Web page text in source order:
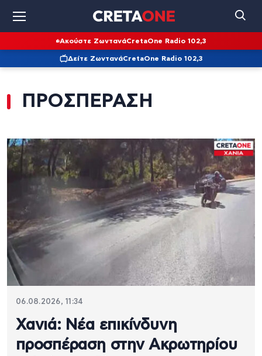
Ακούστε ΖωντανάCretaOne Radio 102,3
Δείτε ΖωντανάCretaOne Radio 102,3
ΠΡΟΣΠΕΡΑΣΗ
06.08.2026, 11:34
Χανιά: Νέα επικίνδυνη
προσπέραση στην Ακρωτηρίου